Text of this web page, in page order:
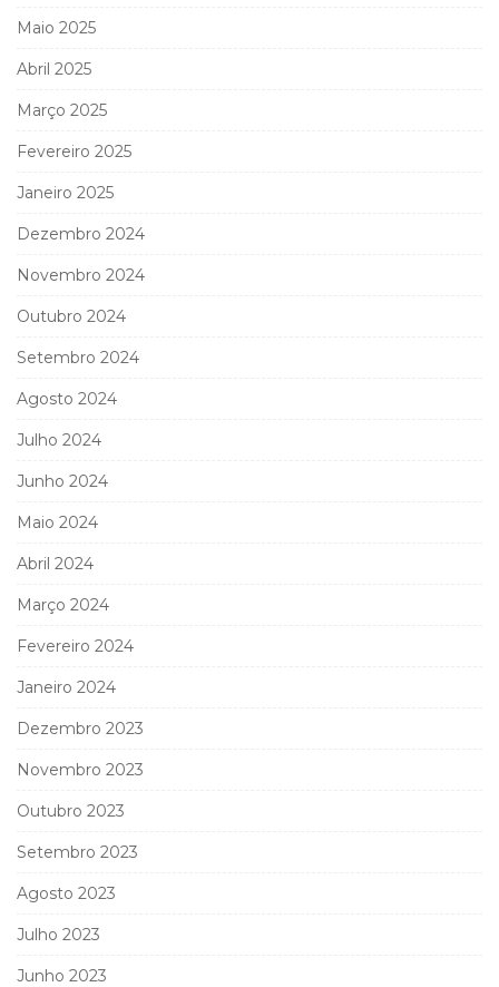
Maio 2025
Abril 2025
Março 2025
Fevereiro 2025
Janeiro 2025
Dezembro 2024
Novembro 2024
Outubro 2024
Setembro 2024
Agosto 2024
Julho 2024
Junho 2024
Maio 2024
Abril 2024
Março 2024
Fevereiro 2024
Janeiro 2024
Dezembro 2023
Novembro 2023
Outubro 2023
Setembro 2023
Agosto 2023
Julho 2023
Junho 2023